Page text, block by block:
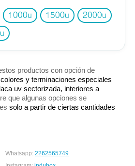
1000u 1500u 2000u
u
productos con opción de
y terminaciones especiales
uv sectorizada, interiores a
que algunas opciones se
solo a partir de ciertas cantidades
Whatsapp: 2262565749